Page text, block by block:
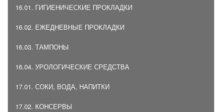
16.01. ГИГИЕНИЧЕСКИЕ ПРОКЛАДКИ
16.02. ЕЖЕДНЕВНЫЕ ПРОКЛАДКИ
16.03. ТАМПОНЫ
16.04. УРОЛОГИЧЕСКИЕ СРЕДСТВА
17.01. СОКИ, ВОДА, НАПИТКИ
17.02. КОНСЕРВЫ